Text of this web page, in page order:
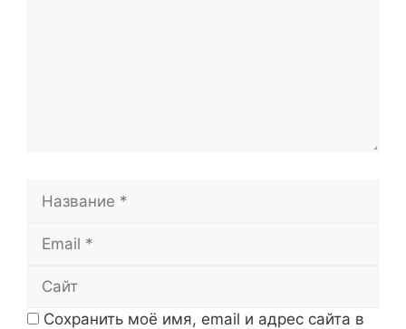
Название
Email
Сайт
Сохранить моё имя, email и адрес сайта в